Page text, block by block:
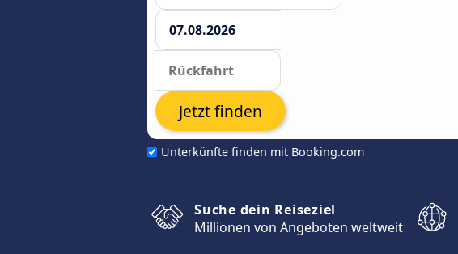
Unterkünfte finden mit Booking.com
Jetzt finden
Suche dein Reiseziel
Millionen von Angeboten weltweit